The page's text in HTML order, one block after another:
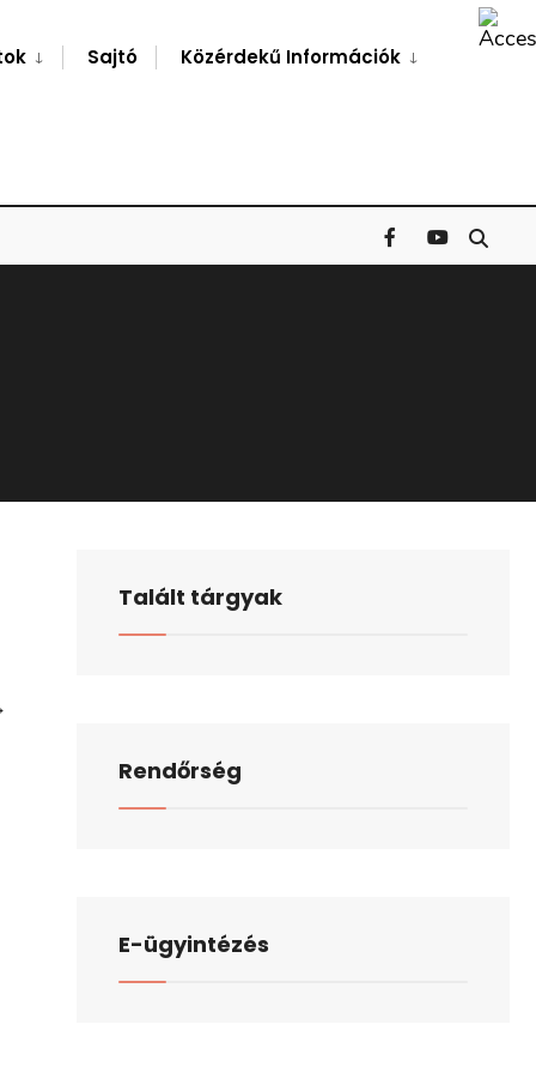
Sajtó Közérdekű Információk
Településfejlesztési
Talált tárgyak
Rendőrség
E-ügyintézés
Window